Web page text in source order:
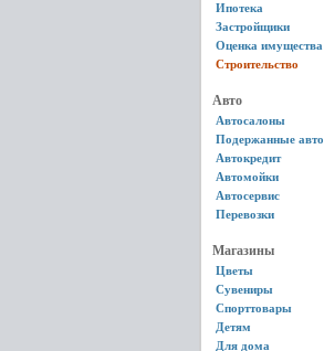
Ипотека
Застройщики
Оценка имущества
Строительство
Авто
Автосалоны
Подержанные авто
Автокредит
Автомойки
Автосервис
Перевозки
Магазины
Цветы
Сувениры
Спорттовары
Детям
Для дома